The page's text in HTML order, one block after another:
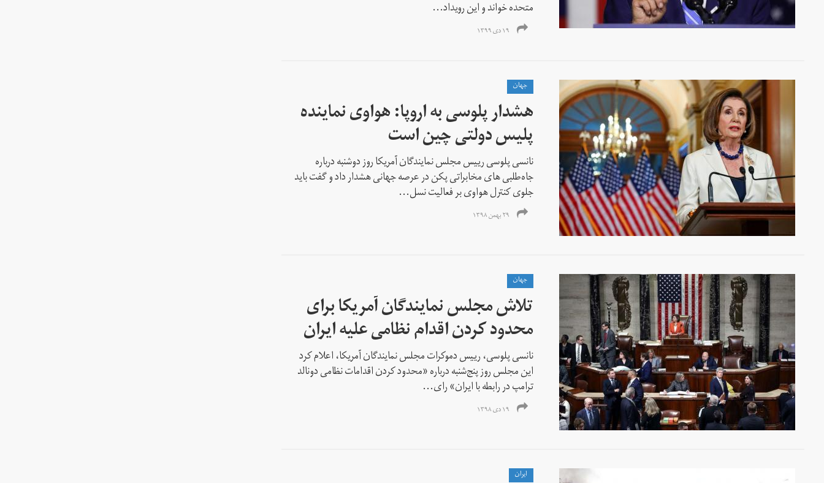
متحده خواند و این رویداد...
۱۹ دی ۱۳۹۹
جهان
هشدار پلوسی به اروپا: هواوی نماینده
پلیس دولتی چین است
نانسی پلوسی رییس مجلس نمایندگان آمریکا روز دوشنبه درباره
جاه‌طلبی های مخابراتی پکن در عرصه جهانی هشدار داد و گفت باید
جلوی کنترل هواوی بر فعالیت نسل...
۲۹ بهمن ۱۳۹۸
جهان
تلاش مجلس نمایندگان آمریکا برای
محدود کردن اقدام نظامی علیه ایران
نانسی پلوسی، رییس دموکرات مجلس نمایندگان آمریکا، اعلام کرد
این مجلس روز پنج‌شنبه درباره «محدود کردن اقدامات نظامی دونالد
ترامپ در رابطه با ایران» رای...
۱۹ دی ۱۳۹۸
ايران